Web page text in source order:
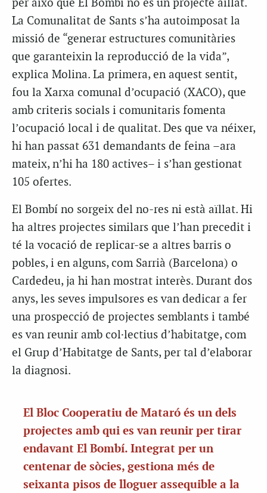
per això que El Bombí no és un projecte aïllat.
La Comunalitat de Sants s’ha autoimposat la
missió de “generar estructures comunitàries
que garanteixin la reproducció de la vida”,
explica Molina. La primera, en aquest sentit,
fou la Xarxa comunal d’ocupació (XACO), que
amb criteris socials i comunitaris fomenta
l’ocupació local i de qualitat. Des que va néixer,
hi han passat 631 demandants de feina –ara
mateix, n’hi ha 180 actives– i s’han gestionat
105 ofertes.
El Bombí no sorgeix del no-res ni està aïllat. Hi
ha altres projectes similars que l’han precedit i
té la vocació de replicar-se a altres barris o
pobles, i en alguns, com Sarrià (Barcelona) o
Cardedeu, ja hi han mostrat interès. Durant dos
anys, les seves impulsores es van dedicar a fer
una prospecció de projectes semblants i també
es van reunir amb col·lectius d’habitatge, com
el Grup d’Habitatge de Sants, per tal d’elaborar
la diagnosi.
El Bloc Cooperatiu de Mataró és un dels
projectes amb qui es van reunir per tirar
endavant El Bombí. Integrat per un
centenar de sòcies, gestiona més de
seixanta pisos de lloguer assequible a la